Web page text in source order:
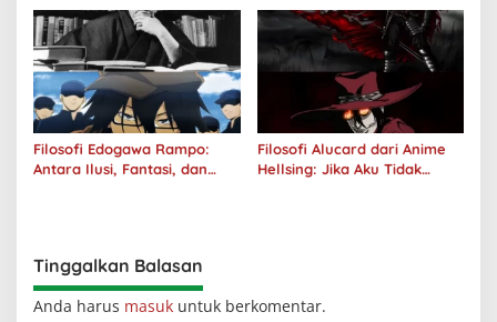
Filosofi Edogawa Rampo:
Antara Ilusi, Fantasi, dan
Filosofi Alucard dari Anime
Hellsing: Jika Aku Tidak
Tinggalkan Balasan
Anda harus masuk untuk berkomentar.